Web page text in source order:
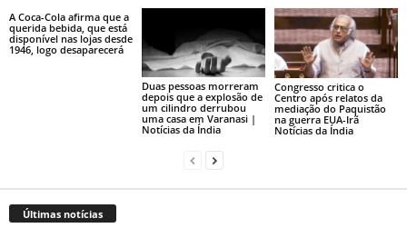
A Coca-Cola afirma que a
querida bebida, que está
disponível nas lojas desde
1946, logo desaparecerá
Duas pessoas morreram
depois que a explosão de
um cilindro derrubou
uma casa em Varanasi |
Notícias da Índia
Congresso critica o
Centro após relatos da
mediação do Paquistão
na guerra EUA-Irã
Notícias da Índia
Últimas notícias